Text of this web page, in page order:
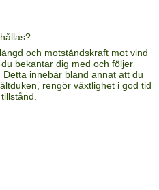
och motståndskraft mot vind
bekantar dig med och följer
. Detta innebär bland annat att du
rengör växtlighet i god tid